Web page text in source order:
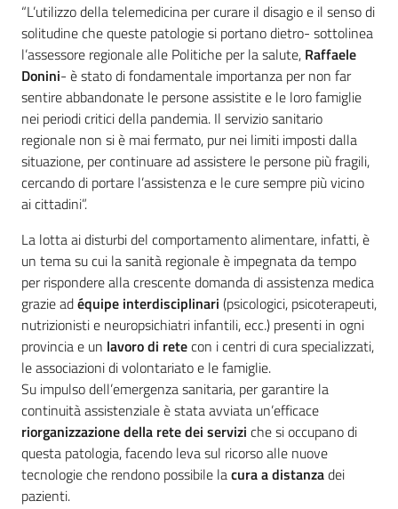
“L’utilizzo della telemedicina per curare il disagio e il senso di
solitudine che queste patologie si portano dietro- sottolinea
l’assessore regionale alle Politiche per la salute, Raffaele
Donini- è stato di fondamentale importanza per non far
sentire abbandonate le persone assistite e le loro famiglie
nei periodi critici della pandemia. Il servizio sanitario
regionale non si è mai fermato, pur nei limiti imposti dalla
situazione, per continuare ad assistere le persone più fragili,
cercando di portare l’assistenza e le cure sempre più vicino
ai cittadini”.
La lotta ai disturbi del comportamento alimentare, infatti, è
un tema su cui la sanità regionale è impegnata da tempo
per rispondere alla crescente domanda di assistenza medica
grazie adéquipe interdisciplinari (psicologici, psicoterapeuti,
nutrizionisti e neuropsichiatri infantili, ecc.) presenti in ogni
provincia e un lavoro di retecon i centri di cura specializzati,
le associazioni di volontariato e le famiglie.
Su impulso dell’emergenza sanitaria, per garantire la
continuità assistenziale è stata avviata un’efficace
riorganizzazione della rete dei servizi che si occupano di
questa patologia, facendo leva sul ricorso alle nuove
tecnologie che rendono possibile lacura a distanzadei
pazienti.